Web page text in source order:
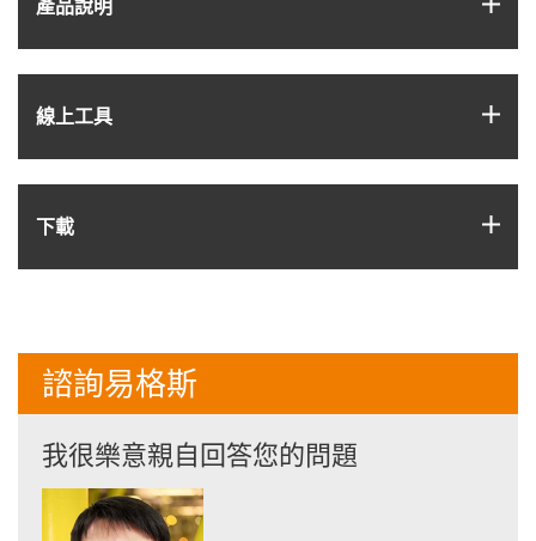
產品說明
線上工具
下載
諮詢易格斯
我很樂意親自回答您的問題